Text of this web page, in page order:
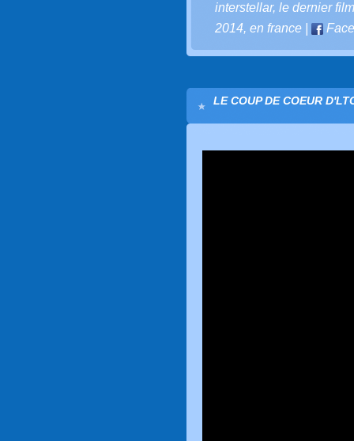
interstellar, le dernier film
2014, en france
LE COUP DE COEUR